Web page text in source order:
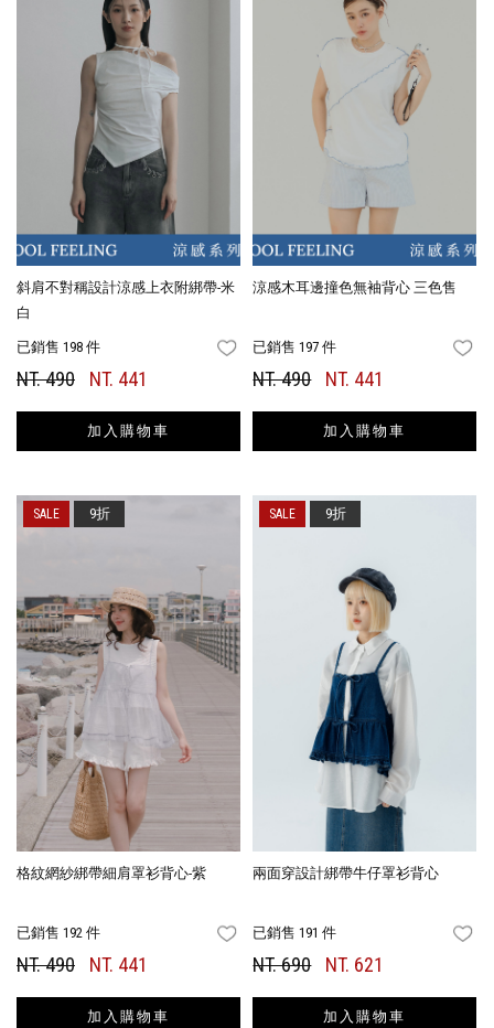
斜肩不對稱設計涼感上衣附綁帶-米
白
已銷售 198 件 FAVORITES
NT. 490 NT. 441
加入購物車
涼感木耳邊撞色無袖背心 三色售
已銷售 197 件
NT. 490 NT. 441
加入購物車
格紋網紗綁帶細肩罩衫背心-紫
已銷售 192 件 FAVORITES
NT. 490 NT. 441
加入購物車
9折
兩面穿設計綁帶牛仔罩衫背心
已銷售 191 件
NT. 690 NT. 621
加入購物車
9折